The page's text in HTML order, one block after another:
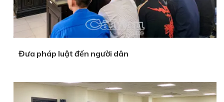
Đưa pháp luật đến người dân